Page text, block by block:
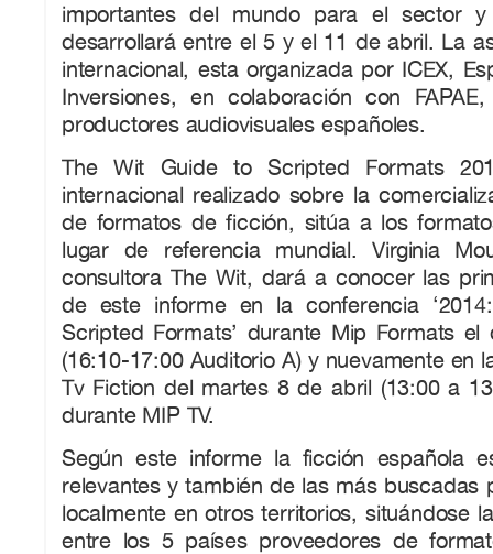
importantes del mundo para el sector
desarrollará entre el 5 y el 11 de abril. La
internacional, esta organizada por ICEX,
Inversiones, en colaboración con
productores audiovisuales españoles.
The Wit Guide to Scripted Formats
internacional realizado sobre la
de formatos de ficción, sitúa a los
lugar de referencia mundial. Virginia
consultora The Wit, dará a conocer las
de este informe en la conferencia
Scripted Formats’ durante Mip Formats
(16:10‐17:00 Auditorio A) y nuevamente en
Tv Fiction del martes 8 de abril (13:00 a
durante MIP TV.
Según este informe la ficción española
relevantes y también de las más buscadas
localmente en otros territorios, situándose
entre los 5 países proveedores de